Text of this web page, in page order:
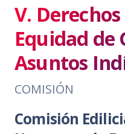
V.
Equidad de
Asuntos
COMISIÓN
Comisión